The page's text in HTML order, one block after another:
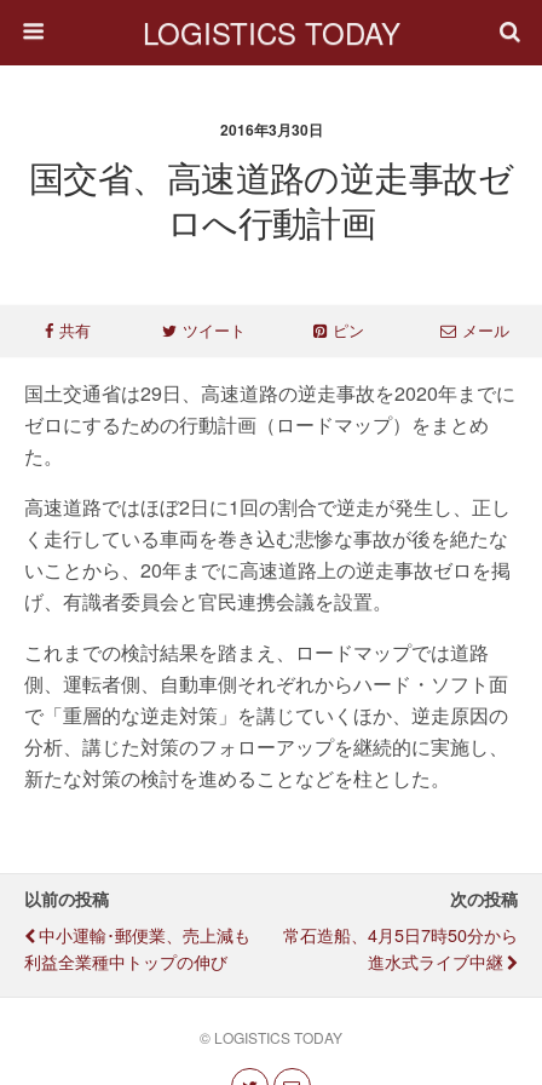
LOGISTICS TODAY
2016年3月30日
国交省、高速道路の逆走事故ゼ
ロへ行動計画
共有 ツイート ピン メール
国土交通省は29日、高速道路の逆走事故を2020年までに
ゼロにするための行動計画（ロードマップ）をまとめ
た。
高速道路ではほぼ2日に1回の割合で逆走が発生し、正し
く走行している車両を巻き込む悲惨な事故が後を絶たな
いことから、20年までに高速道路上の逆走事故ゼロを掲
げ、有識者委員会と官民連携会議を設置。
これまでの検討結果を踏まえ、ロードマップでは道路
側、運転者側、自動車側それぞれからハード・ソフト面
で「重層的な逆走対策」を講じていくほか、逆走原因の
分析、講じた対策のフォローアップを継続的に実施し、
新たな対策の検討を進めることなどを柱とした。
以前の投稿
中小運輸･郵便業、売上減も
利益全業種中トップの伸び
次の投稿
常石造船、4月5日7時50分から
進水式ライブ中継
© LOGISTICS TODAY